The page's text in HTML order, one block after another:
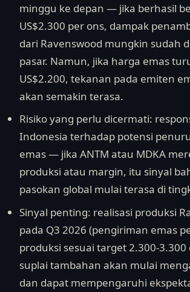
minggu ke depan — jika berhasil
US$2.300 per ons, dampak
dari Ravenswood mungkin sudah
pasar. Namun, jika harga emas
US$2.200, tekanan pada emiten
akan semakin terasa.
Risiko yang perlu dicermati:
Indonesia terhadap potensi
emas — jika ANTM atau MDKA
produksi atau margin, itu sinyal
pasokan global mulai terasa di
Sinyal penting: realisasi produksi
pada Q3 2026 (pengiriman emas
produksi sesuai target 2.300-
suplai tambahan akan mulai
dan dapat mempengaruhi